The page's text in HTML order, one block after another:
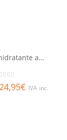
Crema hidratante antiedad rica LQ
€ IVA inc.